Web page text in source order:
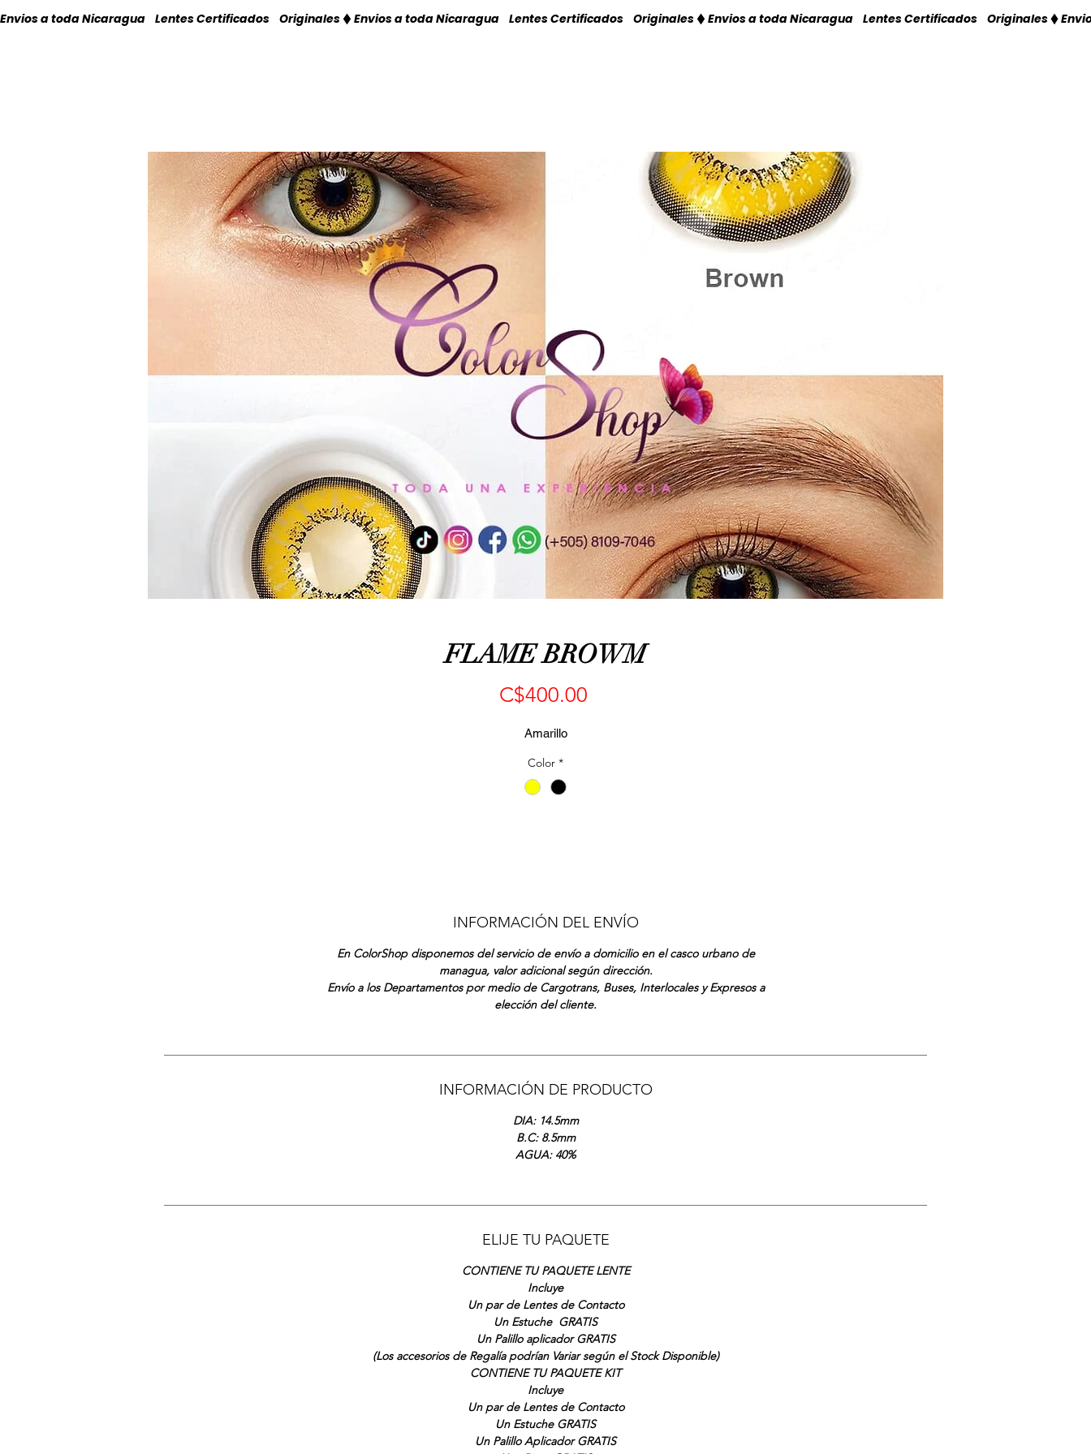
Envios a toda Nicaragua    Lentes Certificados    Originales
FLAME BROWM
C$400.00
Amarillo
Color *
INFORMACIÓN DEL ENVÍO
En ColorShop disponemos del servicio de envío a domicilio en el casco urbano de
managua, valor adicional según dirección.
Envío a los Departamentos por medio de Cargotrans, Buses, Interlocales y Expresos a
elección del cliente.
INFORMACIÓN DE PRODUCTO
DIA: 14.5mm
B.C: 8.5mm
AGUA: 40%
ELIJE TU PAQUETE
CONTIENE TU PAQUETE LENTE
Incluye
Un par de Lentes de Contacto
Un Estuche GRATIS
Un Palillo aplicador GRATIS
(Los accesorios de Regalía podrían Variar según el Stock Disponible)
CONTIENE TU PAQUETE KIT
Incluye
Un par de Lentes de Contacto
Un Estuche GRATIS
Un Palillo Aplicador GRATIS